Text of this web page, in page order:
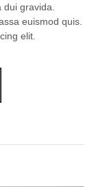
gravida.
euismod quis.
elit.